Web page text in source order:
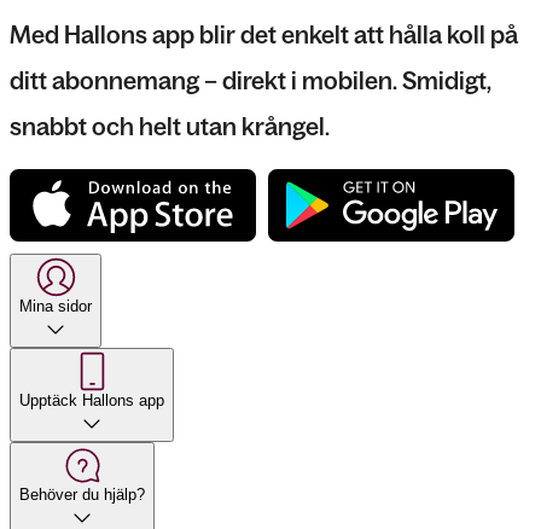
Med Hallons app blir det enkelt att hålla koll på
ditt abonnemang – direkt i mobilen. Smidigt,
snabbt och helt utan krångel.
Mina sidor
Upptäck Hallons app
Behöver du hjälp?